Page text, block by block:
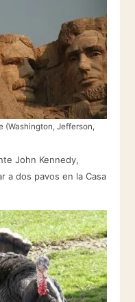
(Washington, Jefferson,
John Kennedy,
a dos pavos en la Casa